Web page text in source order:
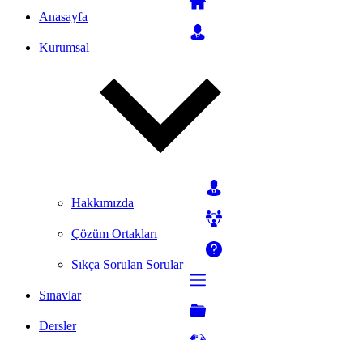
Anasayfa
Kurumsal
Hakkımızda
Çözüm Ortakları
Sıkça Sorulan Sorular
Sınavlar
Dersler